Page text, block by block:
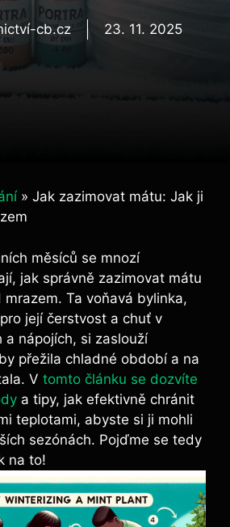
cb.cz 23. 11. 2025
» Jak zazimovat mátu: Jak ji
měsíců se mnozí
jak správně zazimovat mátu
Ta voňavá bylinka,
její čerstvost a chuť v
a nápojích, si zaslouží
přežila chladné období a na
V tomto článku se dozvíte
a tipy, jak efektivně chránit
teplotami, abyste si ji mohli
sezónách. Pojďme se tedy
na to!